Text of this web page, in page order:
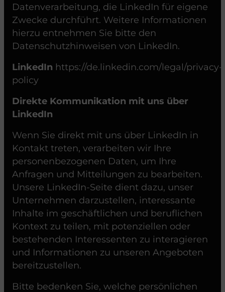
Datenverarbeitung, die LinkedIn für eigene
Zwecke durchführt. Weitere Informationen
hierzu entnehmen Sie bitte den
Datenschutzhinweisen von LinkedIn.
LinkedIn https://de.linkedin.com/legal/privacy-
policy
Direkte Kommunikation mit uns über
LinkedIn
Wenn Sie direkt mit uns über LinkedIn in
Kontakt treten, verarbeiten wir Ihre
personenbezogenen Daten, um Ihre
Anfragen und Mitteilungen zu bearbeiten.
Unsere LinkedIn-Seite dient dazu, unser
Unternehmen darzustellen, interessante
Inhalte im geschäftlichen und beruflichen
Kontext zu teilen, mit potenziellen oder
bestehenden Interessenten zu interagieren
und Informationen zu unseren Angeboten
bereitzustellen.
Bitte bedenken Sie, welche persönlichen